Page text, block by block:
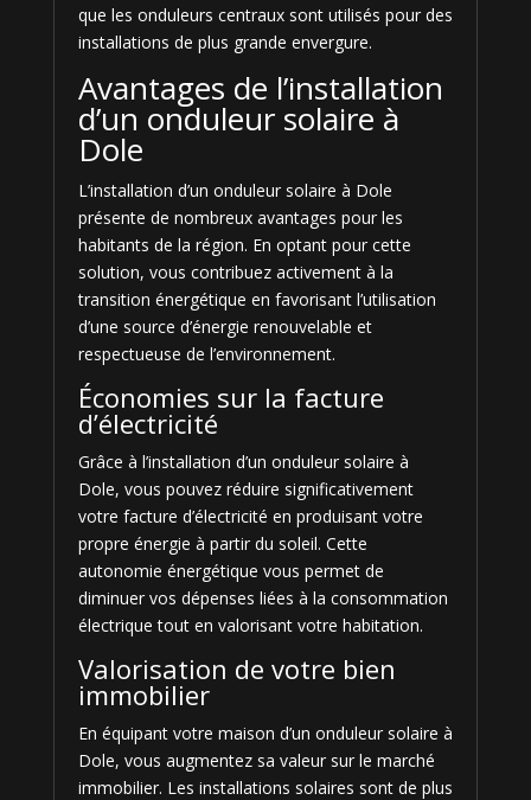
que les onduleurs centraux sont utilisés pour des
installations de plus grande envergure.
Avantages de l’installation
d’un onduleur solaire à
Dole
L’installation d’un onduleur solaire à Dole
présente de nombreux avantages pour les
habitants de la région. En optant pour cette
solution, vous contribuez activement à la
transition énergétique en favorisant l’utilisation
d’une source d’énergie renouvelable et
respectueuse de l’environnement.
Économies sur la facture
d’électricité
Grâce à l’installation d’un onduleur solaire à
Dole, vous pouvez réduire significativement
votre facture d’électricité en produisant votre
propre énergie à partir du soleil. Cette
autonomie énergétique vous permet de
diminuer vos dépenses liées à la consommation
électrique tout en valorisant votre habitation.
Valorisation de votre bien
immobilier
En équipant votre maison d’un onduleur solaire à
Dole, vous augmentez sa valeur sur le marché
immobilier. Les installations solaires sont de plus